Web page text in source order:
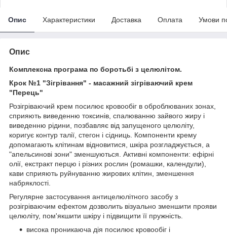
Опис Характеристики Доставка Оплата Умови
Опис
Комплексна програма по боротьбі з целюлітом.
Крок №1 "Зігрівання" - масажний зігріваючий крем
"Перець"
Розігріваючий крем посилює кровообіг в оброблюваних зонах,
сприяють виведенню токсинів, спалюванню зайвого жиру і
виведенню рідини, позбавляє від запущеного целюліту,
коригує контур талії, стегон і сідниць. Компоненти крему
допомагають клітинам відновитися, шкіра розгладжується, а
"апельсинові зони" зменшуються. Активні компоненти: ефірні
олії, екстракт перцю і різних рослин (ромашки, календули),
кави сприяють руйнуванню жирових клітин, зменшення
набряклості.
Регулярне застосування антицелюлітного засобу з
розігріваючим ефектом дозволить візуально зменшити прояви
целюліту, пом'якшити шкіру і підвищити її пружність.
висока проникаюча дія посилює кровообіг і